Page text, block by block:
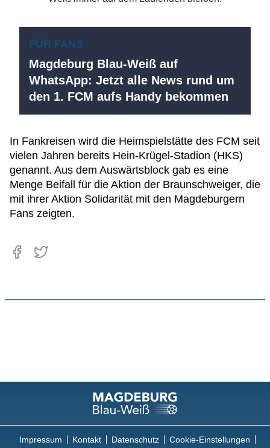
FÜR FANS
Magdeburg Blau-Weiß auf
WhatsApp: Jetzt alle News rund um
den 1. FCM aufs Handy bekommen
In Fankreisen wird die Heimspielstätte des FCM seit
vielen Jahren bereits Hein-Krügel-Stadion (HKS)
genannt. Aus dem Auswärtsblock gab es eine
Menge Beifall für die Aktion der Braunschweiger, die
mit ihrer Aktion Solidarität mit den Magdeburgern
Fans zeigten.
Impressum Kontakt Datenschutz Cookie-Einstellungen